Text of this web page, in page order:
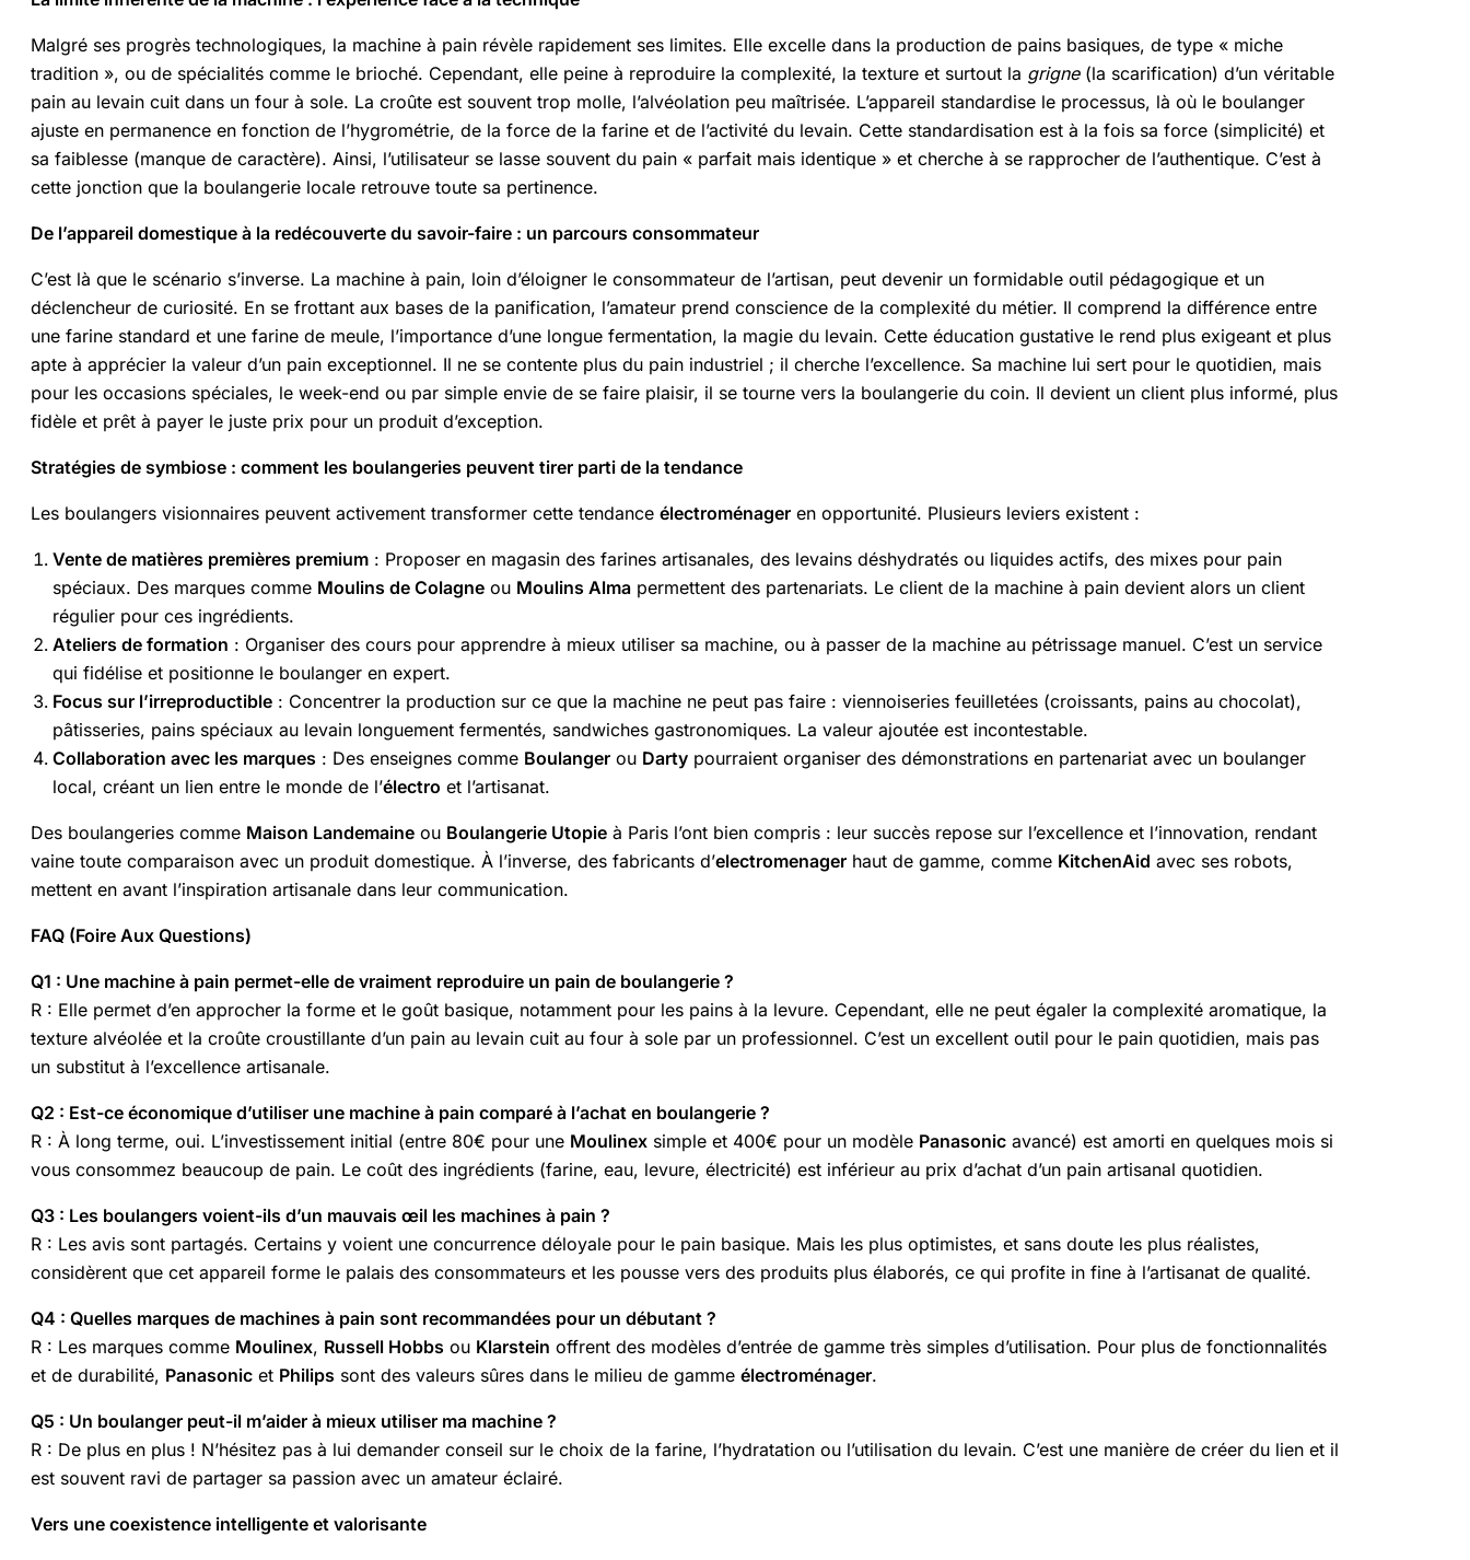
Malgré ses progrès technologiques, la machine à pain révèle rapidement ses limites. Elle excelle dans la production de pains basiques, de type « miche
tradition », ou de spécialités comme le brioché. Cependant, elle peine à reproduire la complexité, la texture et surtout la grigne(la scarification) d’un véritable
pain au levain cuit dans un four à sole. La croûte est souvent trop molle, l’alvéolation peu maîtrisée. L’appareil standardise le processus, là où le boulanger
ajuste en permanence en fonction de l’hygrométrie, de la force de la farine et de l’activité du levain. Cette standardisation est à la fois sa force (simplicité) et
sa faiblesse (manque de caractère). Ainsi, l’utilisateur se lasse souvent du pain « parfait mais identique » et cherche à se rapprocher de l’authentique. C’est à
cette jonction que la boulangerie locale retrouve toute sa pertinence.
De l’appareil domestique à la redécouverte du savoir-faire : un parcours consommateur
C’est là que le scénario s’inverse. La machine à pain, loin d’éloigner le consommateur de l’artisan, peut devenir un formidable outil pédagogique et un
déclencheur de curiosité. En se frottant aux bases de la panification, l’amateur prend conscience de la complexité du métier. Il comprend la différence entre
une farine standard et une farine de meule, l’importance d’une longue fermentation, la magie du levain. Cette éducation gustative le rend plus exigeant et plus
apte à apprécier la valeur d’un pain exceptionnel. Il ne se contente plus du pain industriel ; il cherche l’excellence. Sa machine lui sert pour le quotidien, mais
pour les occasions spéciales, le week-end ou par simple envie de se faire plaisir, il se tourne vers la boulangerie du coin. Il devient un client plus informé, plus
fidèle et prêt à payer le juste prix pour un produit d’exception.
Stratégies de symbiose : comment les boulangeries peuvent tirer parti de la tendance
Les boulangers visionnaires peuvent activement transformer cette tendance électroménager en opportunité. Plusieurs leviers existent :
Vente de matières premières premium : Proposer en magasin des farines artisanales, des levains déshydratés ou liquides actifs, des mixes pour pain
spéciaux. Des marques comme Moulins de Colagne ou Moulins Alma permettent des partenariats. Le client de la machine à pain devient alors un client
régulier pour ces ingrédients.
Ateliers de formation : Organiser des cours pour apprendre à mieux utiliser sa machine, ou à passer de la machine au pétrissage manuel. C’est un service
qui fidélise et positionne le boulanger en expert.
Focus sur l’irreproductible : Concentrer la production sur ce que la machine ne peut pas faire : viennoiseries feuilletées (croissants, pains au chocolat),
pâtisseries, pains spéciaux au levain longuement fermentés, sandwiches gastronomiques. La valeur ajoutée est incontestable.
Collaboration avec les marques : Des enseignes comme Boulanger ou Darty pourraient organiser des démonstrations en partenariat avec un boulanger
local, créant un lien entre le monde de l’électro et l’artisanat.
Des boulangeries comme Maison Landemaine ou Boulangerie Utopie à Paris l’ont bien compris : leur succès repose sur l’excellence et l’innovation, rendant
vaine toute comparaison avec un produit domestique. À l’inverse, des fabricants d’electromenager haut de gamme, comme KitchenAid avec ses robots,
mettent en avant l’inspiration artisanale dans leur communication.
FAQ (Foire Aux Questions)
Q1 : Une machine à pain permet-elle de vraiment reproduire un pain de boulangerie ?
R : Elle permet d’en approcher la forme et le goût basique, notamment pour les pains à la levure. Cependant, elle ne peut égaler la complexité aromatique, la
texture alvéolée et la croûte croustillante d’un pain au levain cuit au four à sole par un professionnel. C’est un excellent outil pour le pain quotidien, mais pas
un substitut à l’excellence artisanale.
Q2 : Est-ce économique d’utiliser une machine à pain comparé à l’achat en boulangerie ?
R : À long terme, oui. L’investissement initial (entre 80€ pour une Moulinex simple et 400€ pour un modèle Panasonic avancé) est amorti en quelques mois si
vous consommez beaucoup de pain. Le coût des ingrédients (farine, eau, levure, électricité) est inférieur au prix d’achat d’un pain artisanal quotidien.
Q3 : Les boulangers voient-ils d’un mauvais œil les machines à pain ?
R : Les avis sont partagés. Certains y voient une concurrence déloyale pour le pain basique. Mais les plus optimistes, et sans doute les plus réalistes,
considèrent que cet appareil forme le palais des consommateurs et les pousse vers des produits plus élaborés, ce qui profite in fine à l’artisanat de qualité.
Q4 : Quelles marques de machines à pain sont recommandées pour un débutant ?
R : Les marques comme Moulinex, Russell Hobbs ou Klarstein offrent des modèles d’entrée de gamme très simples d’utilisation. Pour plus de fonctionnalités
et de durabilité, Panasonic et Philips sont des valeurs sûres dans le milieu de gamme électroménager.
Q5 : Un boulanger peut-il m’aider à mieux utiliser ma machine ?
R : De plus en plus ! N’hésitez pas à lui demander conseil sur le choix de la farine, l’hydratation ou l’utilisation du levain. C’est une manière de créer du lien et il
est souvent ravi de partager sa passion avec un amateur éclairé.
Vers une coexistence intelligente et valorisante